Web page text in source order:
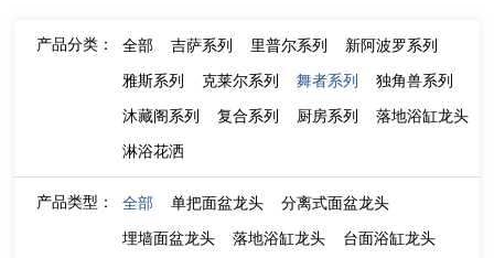
产品分类： 全部 吉萨系列 里普尔系列
新阿波罗系列
雅斯系列
克莱尔系列 舞者系列
独角兽系列
沐藏阁系列
复合系列 厨房系列
落地浴缸龙头
淋浴花洒
产品类型： 全部 单把面盆龙头
分离式面盆龙头
埋墙面盆龙头
落地浴缸龙头
台面浴缸龙头